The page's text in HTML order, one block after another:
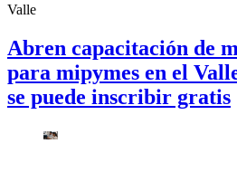
Valle
Abren capacitación de
para mipymes en el
se puede inscribir gratis